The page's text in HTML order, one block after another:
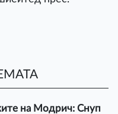
на Модрич: Снуп